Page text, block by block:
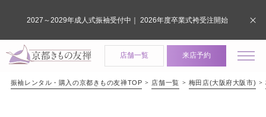
店舗一覧 来店予約
振袖レンタル・購入の京都きもの友禅TOP 店舗一覧 梅田店(大阪府大阪市)
2027～2029年成人式振袖受付中｜ 2026年度卒業式袴受注開始